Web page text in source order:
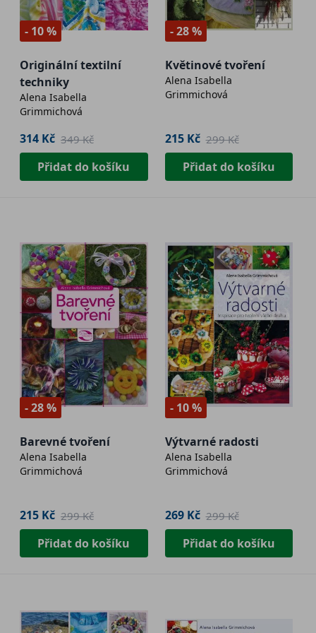
- 10 %
Originální textilní
techniky
Alena Isabella
Grimmichová
314 Kč 349 Kč
Přidat do košíku
- 28 %
Květinové tvoření
Alena Isabella
Grimmichová
215 Kč 299 Kč
Přidat do košíku
- 28 %
Barevné tvoření
Alena Isabella
Grimmichová
215 Kč 299 Kč
Přidat do košíku
- 10 %
Výtvarné radosti
Alena Isabella
Grimmichová
269 Kč 299 Kč
Přidat do košíku